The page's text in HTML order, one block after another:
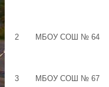
2 МБОУ СОШ № 64
3 МБОУ СОШ № 67